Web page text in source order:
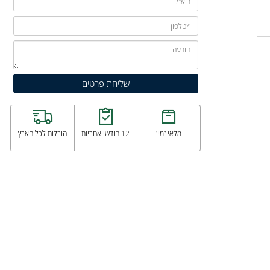
מלאי זמין 12 חודשי אחריות הובלות לכל הארץ